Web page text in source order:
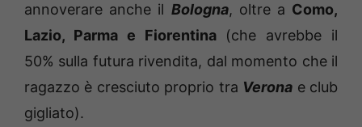
annoverare anche il Bologna, oltre a Como,
Lazio, Parma e Fiorentina(che avrebbe il
50% sulla futura rivendita, dal momento che il
ragazzo è cresciuto proprio tra Verona e club
gigliato).